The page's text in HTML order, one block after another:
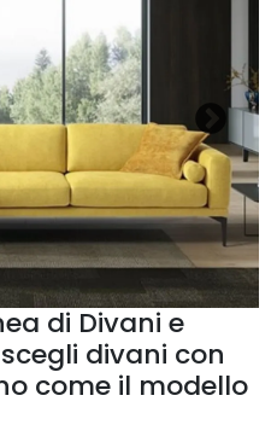
di Divani e
divani con
come il modello